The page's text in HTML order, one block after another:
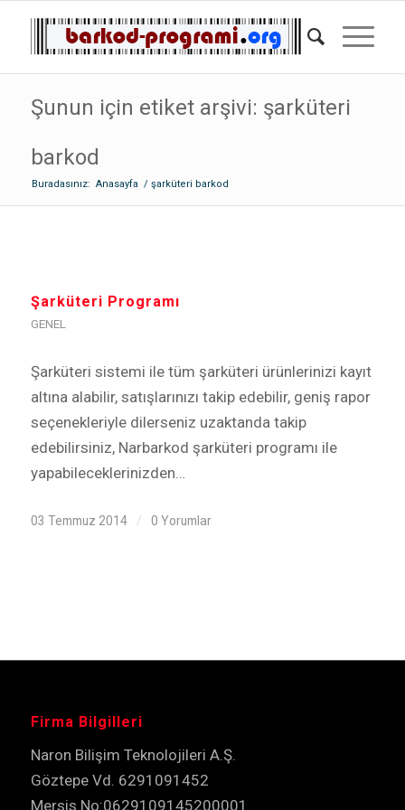
Şunun için etiket arşivi: şarküteri
barkod
Buradasınız: Anasayfa / şarküteri barkod
Şarküteri Programı
GENEL
Şarküteri sistemi ile tüm şarküteri ürünlerinizi kayıt
altına alabilir, satışlarınızı takip edebilir, geniş rapor
seçenekleriyle dilerseniz uzaktanda takip
edebilirsiniz, Narbarkod şarküteri programı ile
yapabileceklerinizden…
03 Temmuz 2014 / 0 Yorumlar
Firma Bilgilleri
Naron Bilişim Teknolojileri A.Ş.
Göztepe Vd. 6291091452
Mersis No:0629109145200001